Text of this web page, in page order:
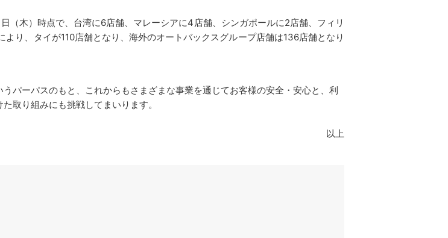
木）時点で、台湾に6店舗、マレーシアに4店舗、シンガポールに2店舗、フィリ
り、タイが110店舗となり、海外のオートバックスグループ店舗は136店舗となり
パーパスのもと、これからもさまざまな事業を通じてお客様の安全・安心と、利
取り組みにも挑戦してまいります。
以上